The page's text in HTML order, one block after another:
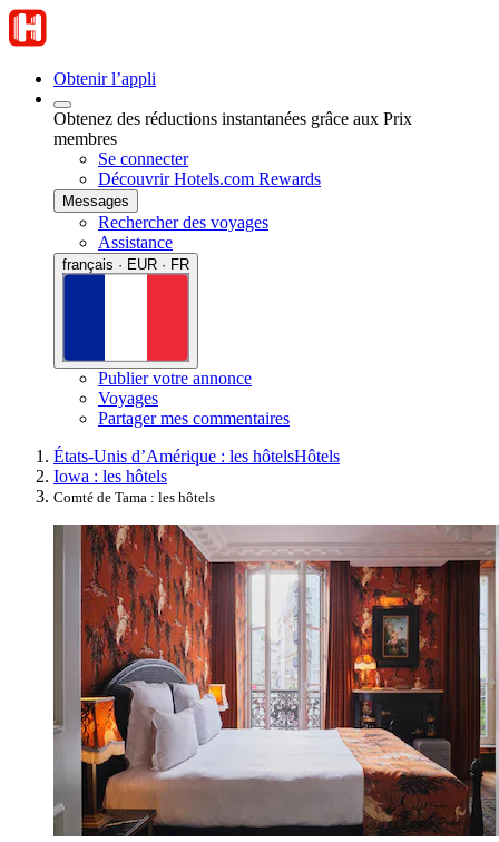
Obtenir l’appli
Obtenez des réductions instantanées grâce aux Prix
membres
Se connecter
Découvrir Hotels.com Rewards
Messages
Rechercher des voyages
Assistance
français · EUR · FR
Publier votre annonce
Voyages
Partager mes commentaires
États-Unis d’Amérique : les hôtelsHôtels
Iowa : les hôtels
Comté de Tama : les hôtels